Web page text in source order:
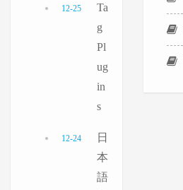
Ta
g
Pl
ug
in
s
12-25
日
本
語
12-24